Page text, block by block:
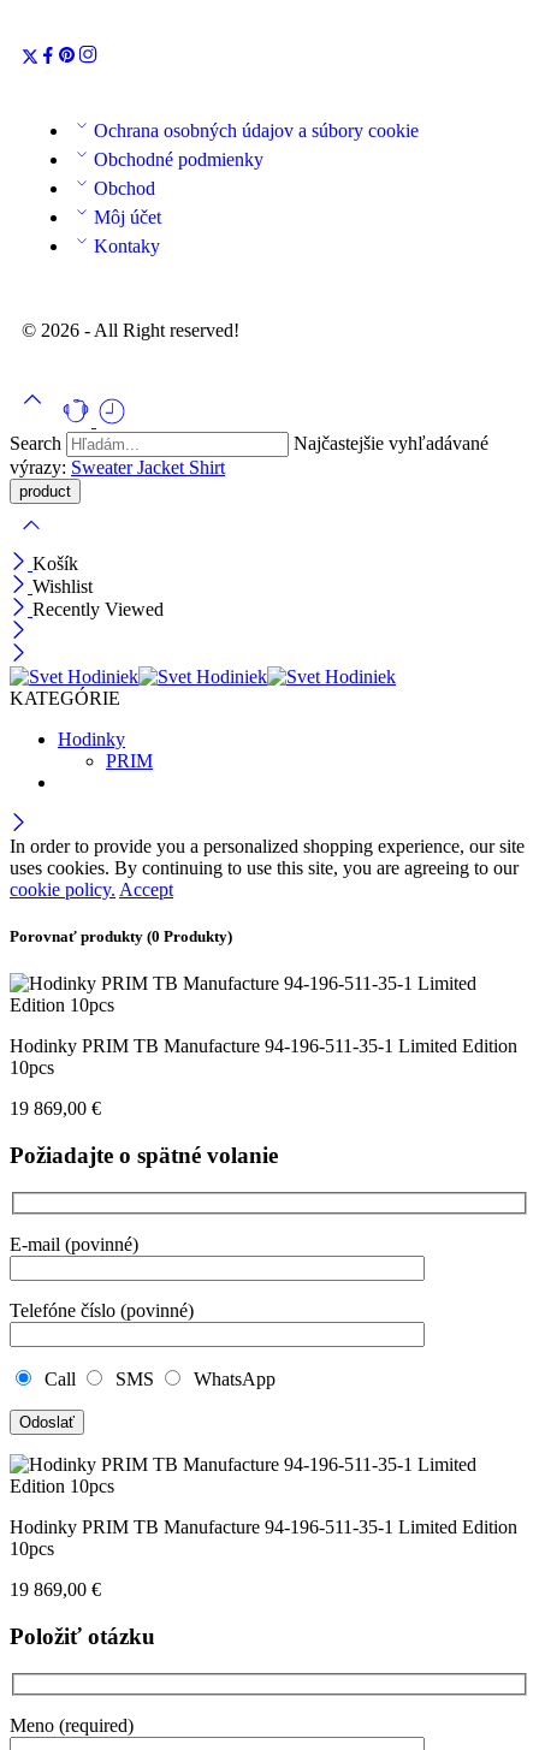
Ochrana osobných údajov a súbory cookie
Obchodné podmienky
Obchod
Môj účet
Kontaky
© 2026 - All Right reserved!
Search
Najčastejšie vyhľadávané
výrazy: SweaterJacket Shirt
Košík
Wishlist
Recently Viewed
KATEGÓRIE
Hodinky
PRIM
In order to provide you a personalized shopping experience, our site
uses cookies. By continuing to use this site, you are agreeing to our
cookie policy. Accept
Porovnať produkty (0 Produkty)
Hodinky PRIM TB Manufacture 94-196-511-35-1 Limited Edition
10pcs
19 869,00 €
Požiadajte o spätné volanie
E-mail (povinné)
Telefóne číslo (povinné)
Call SMS WhatsApp
Hodinky PRIM TB Manufacture 94-196-511-35-1 Limited Edition
10pcs
19 869,00 €
Položiť otázku
Meno (required)